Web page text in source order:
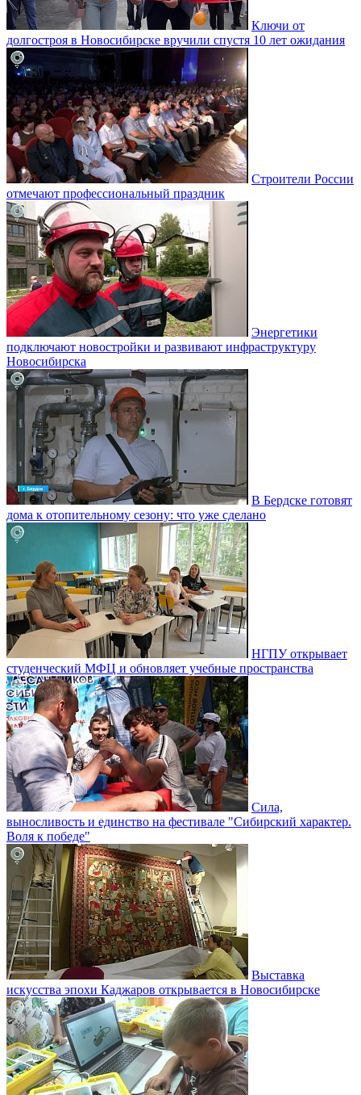
Ключи от
долгостроя в Новосибирске вручили спустя 10 лет ожидания
Строители России
отмечают профессиональный праздник
Энергетики
подключают новостройки и развивают инфраструктуру
Новосибирска
В Бердске готовят
дома к отопительному сезону: что уже сделано
НГПУ открывает
студенческий МФЦ и обновляет учебные пространства
Сила,
выносливость и единство на фестивале "Сибирский характер.
Воля к победе"
Выставка
искусства эпохи Каджаров открывается в Новосибирске